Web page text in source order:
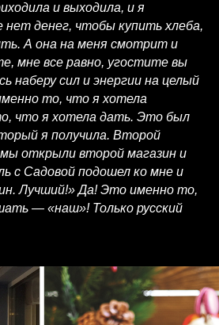
и выходила, и я
нет денег, чтобы купить хлеба,
А она на меня смотрит и
мне все равно, угостите вы
наберу сил и энергии на целый
то, что я хотела
что я хотела дать. Это был
я получила. Второй
открыли второй магазин и
с Садовой подошел ко мне и
Лучший!» Да! Это именно то,
— «наш»! Только русский